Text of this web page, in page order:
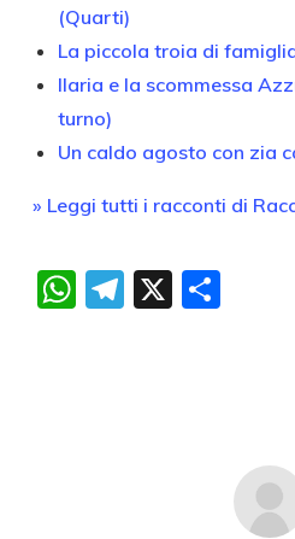
(Quarti)
La piccola troia di
Ilaria e la scommessa
turno)
Un caldo agosto con zia
» Leggi tutti i racconti di
WhatsApp
Telegram
X